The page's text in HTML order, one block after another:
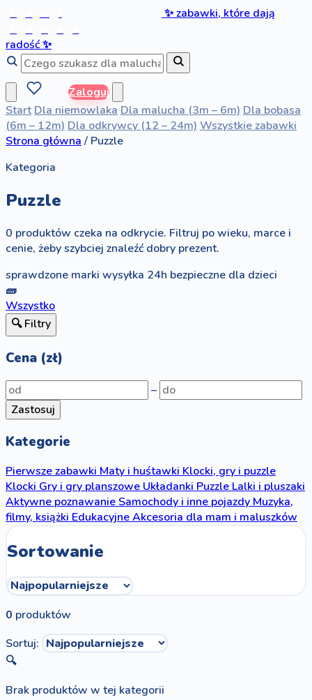
✨zabawki, które dają
radość✨
Zaloguj
Start Dla niemowlaka Dla malucha (3m – 6m) Dla bobasa
(6m – 12m) Dla odkrywcy (12 – 24m) Wszystkie zabawki
Strona główna / Puzzle
Kategoria
Puzzle
0 produktów czeka na odkrycie. Filtruj po wieku, marce i
cenie, żeby szybciej znaleźć dobry prezent.
sprawdzone marki wysyłka 24h bezpieczne dla dzieci
🧱
Wszystko
🔍 Filtry
Cena (zł)
–
Zastosuj
Kategorie
Pierwsze zabawkiMaty i huśtawkiKlocki, gry i puzzle
KlockiGry i gry planszoweUkładankiPuzzleLalki i pluszaki
Aktywne poznawanieSamochody i inne pojazdyMuzyka,
filmy, książkiEdukacyjneAkcesoria dla mam i maluszków
Sortowanie
0 produktów
Sortuj:
🔍
Brak produktów w tej kategorii